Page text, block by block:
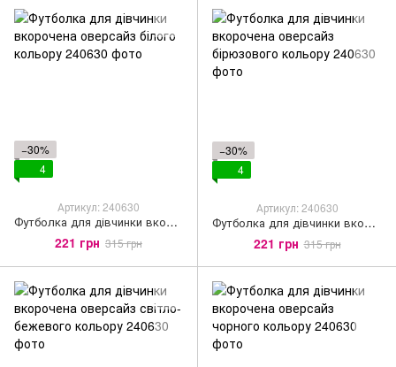
−30%
4
Артикул: 240630
Футболка для дівчинки вкорочена оверсайз білого кольору
221 грн 315 грн
−30%
4
Артикул: 240630
Футболка для дівчинки вкорочена оверсайз бірюзового кольору
221 грн 315 грн